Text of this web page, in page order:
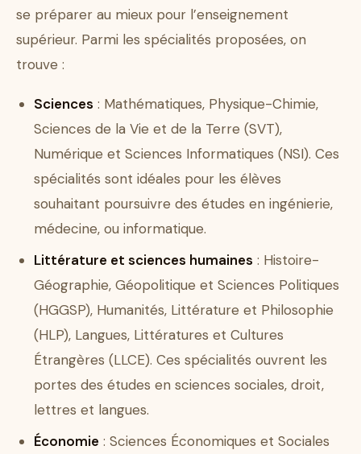
se préparer au mieux pour l’enseignement
supérieur. Parmi les spécialités proposées, on
trouve :
Sciences : Mathématiques, Physique-Chimie,
Sciences de la Vie et de la Terre (SVT),
Numérique et Sciences Informatiques (NSI). Ces
spécialités sont idéales pour les élèves
souhaitant poursuivre des études en ingénierie,
médecine, ou informatique.
Littérature et sciences humaines : Histoire-
Géographie, Géopolitique et Sciences Politiques
(HGGSP), Humanités, Littérature et Philosophie
(HLP), Langues, Littératures et Cultures
Étrangères (LLCE). Ces spécialités ouvrent les
portes des études en sciences sociales, droit,
lettres et langues.
Économie : Sciences Économiques et Sociales